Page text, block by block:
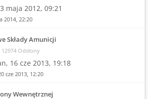
maja 2012, 09:21
2014, 22:20
Składy Amunicji
Odsłony
16 cze 2013, 19:18
cze 2013, 12:20
Wewnętrznej